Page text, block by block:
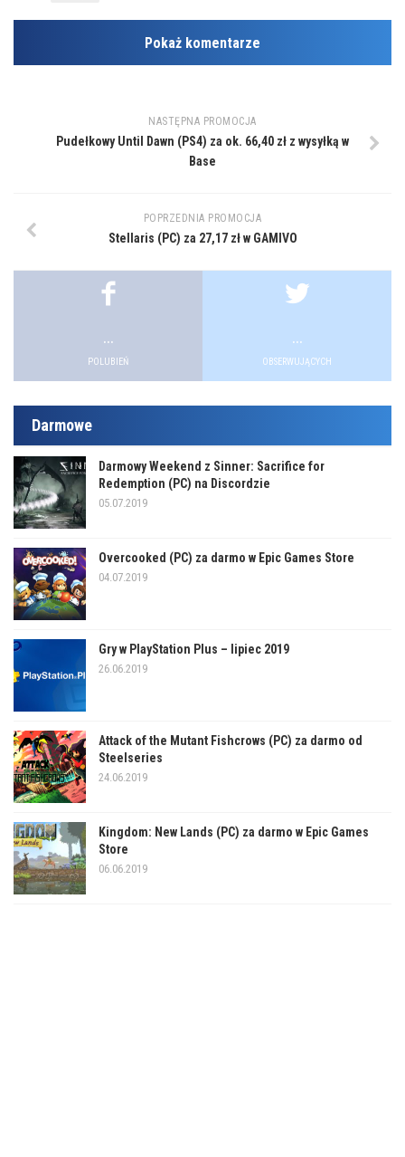
Pokaż komentarze
NASTĘPNA PROMOCJA
Pudełkowy Until Dawn (PS4) za ok. 66,40 zł z wysyłką w
Base
POPRZEDNIA PROMOCJA
Stellaris (PC) za 27,17 zł w GAMIVO
...
POLUBIEŃ
...
OBSERWUJĄCYCH
Darmowe
Darmowy Weekend z Sinner: Sacrifice for
Redemption (PC) na Discordzie
05.07.2019
Overcooked (PC) za darmo w Epic Games Store
04.07.2019
Gry w PlayStation Plus – lipiec 2019
26.06.2019
Attack of the Mutant Fishcrows (PC) za darmo od
Steelseries
24.06.2019
Kingdom: New Lands (PC) za darmo w Epic Games
Store
06.06.2019